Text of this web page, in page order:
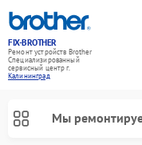
FIX-BROTHER
Ремонт устройств Brother
Специализированный
cервисный центр г.
Калининград
Мы